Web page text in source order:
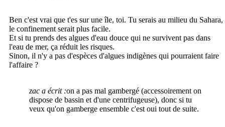
Ben c'est vrai que t'es sur une île, toi. Tu serais au milieu du Sahara,
le confinement serait plus facile.
Et si tu prends des algues d'eau douce qui ne survivent pas dans
l'eau de mer, ça réduit les risques.
Sinon, il n'y a pas d'espèces d'algues indigènes qui pourraient faire
l'affaire ?
zac a écrit :on a pas mal gambergé (accessoirement on
dispose de bassin et d'une centrifugeuse), donc si tu
veux qu'on gamberge ensemble c'est oui tout de suite.